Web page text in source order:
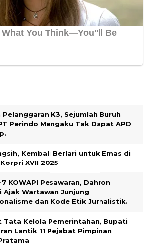
Pelanggaran K3, Sejumlah Buruh
Perindo Mengaku Tak Dapat APD
Kembali Berlari untuk Emas di
XVII 2025
7 KOWAPI Pesawaran, Dahron
Ajak Wartawan Junjung
dan Kode Etik Jurnalistik.
Tata Kelola Pemerintahan, Bupati
Lantik 11 Pejabat Pimpinan